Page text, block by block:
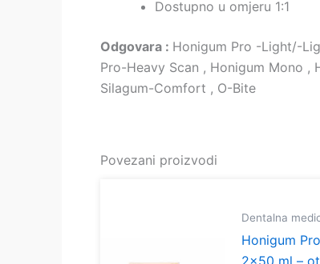
Dostupno u omjeru 1:1
Odgovara : Honigum Pro -Light/-
Pro-Heavy Scan , Honigum Mono ,
Silagum-Comfort , O-Bite
Povezani proizvodi
Dentalna
Honigum